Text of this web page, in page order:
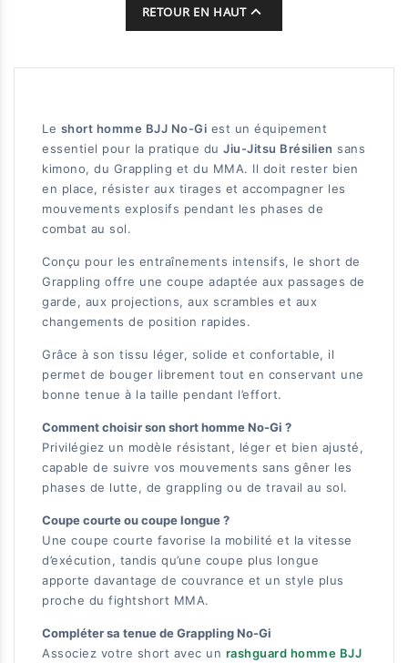
RETOUR EN HAUT
Le short homme BJJ No-Gi est un équipement
essentiel pour la pratique du Jiu-Jitsu Brésilien sans
kimono, du Grappling et du MMA. Il doit rester bien
en place, résister aux tirages et accompagner les
mouvements explosifs pendant les phases de
combat au sol.
Conçu pour les entraînements intensifs, le short de
Grappling offre une coupe adaptée aux passages de
garde, aux projections, aux scrambles et aux
changements de position rapides.
Grâce à son tissu léger, solide et confortable, il
permet de bouger librement tout en conservant une
bonne tenue à la taille pendant l’effort.
Comment choisir son short homme No-Gi ?
Privilégiez un modèle résistant, léger et bien ajusté,
capable de suivre vos mouvements sans gêner les
phases de lutte, de grappling ou de travail au sol.
Coupe courte ou coupe longue ?
Une coupe courte favorise la mobilité et la vitesse
d’exécution, tandis qu’une coupe plus longue
apporte davantage de couvrance et un style plus
proche du fightshort MMA.
Compléter sa tenue de Grappling No-Gi
Associez votre short avec un rashguard homme BJJ